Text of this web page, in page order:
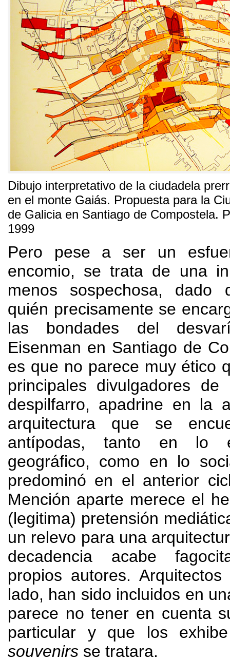
Dibujo interpretativo de la ciudadela
en el monte Gaiás. Propuesta para la
de Galicia en Santiago de Compostela.
1999
Pero pese a ser un
encomio, se trata de una
menos sospechosa, dado
quién precisamente se
las bondades del
Eisenman en Santiago de
es que no parece muy ético
principales divulgadores
despilfarro, apadrine en la
arquitectura que se
antípodas, tanto en lo
geográfico, como en lo
predominó en el anterior
Mención aparte merece el
(legitima) pretensión
un relevo para una
decadencia acabe
propios autores. Arquitectos
lado, han sido incluidos en
parece no tener en cuenta
particular y que los
souvenirs se tratara.